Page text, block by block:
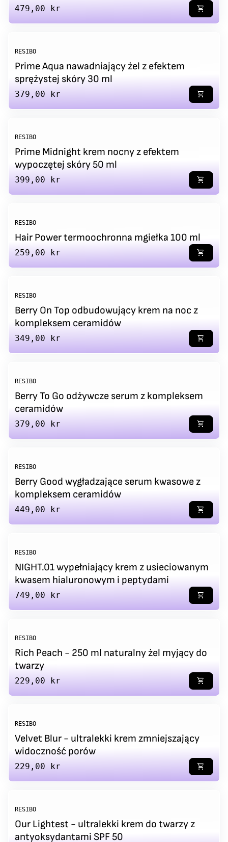
Regular price
479,00 kr shopping_cart
RESIBO
Prime Aqua nawadniający żel z efektem
sprężystej skóry 30 ml
Regular price
379,00 kr shopping_cart
RESIBO
Prime Midnight krem nocny z efektem
wypoczętej skóry 50 ml
Regular price
399,00 kr shopping_cart
RESIBO
Hair Power termoochronna mgiełka 100 ml
Regular price
259,00 kr shopping_cart
RESIBO
Berry On Top odbudowujący krem na noc z
kompleksem ceramidów
Regular price
349,00 kr shopping_cart
RESIBO
Berry To Go odżywcze serum z kompleksem
ceramidów
Regular price
379,00 kr shopping_cart
RESIBO
Berry Good wygładzające serum kwasowe z
kompleksem ceramidów
Regular price
449,00 kr shopping_cart
RESIBO
NIGHT.01 wypełniający krem z usieciowanym
kwasem hialuronowym i peptydami
Regular price
749,00 kr shopping_cart
RESIBO
Rich Peach - 250 ml naturalny żel myjący do
twarzy
Regular price
229,00 kr shopping_cart
RESIBO
Velvet Blur - ultralekki krem zmniejszający
widoczność porów
Regular price
229,00 kr shopping_cart
RESIBO
Our Lightest - ultralekki krem do twarzy z
antyoksydantami SPF 50